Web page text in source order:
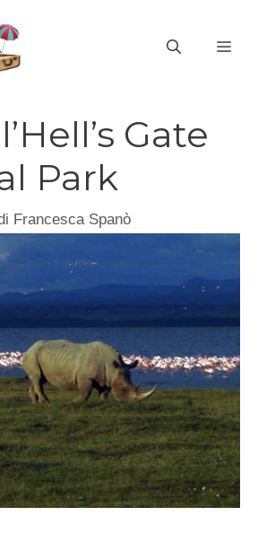
Gate
Park
Francesca Spanò